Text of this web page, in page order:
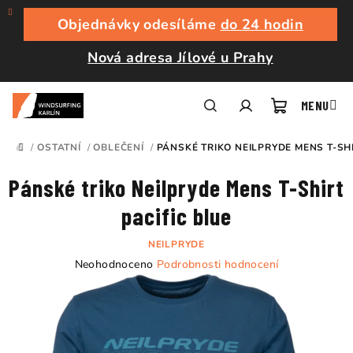
Přejít
obsah
Objednávky odesíláme do 24 hodin
Nová adresa Jílové u Prahy
košík
DOMŮ
/ OSTATNÍ / OBLEČENÍ / PÁNSKÉ TRIKO NEILPRYDE MENS T-
Pánské triko Neilpryde Mens T-Shirt
pacific blue
NEILPRYDE
Průměrné
hodnocení
produktu
z
Neohodnoceno Podrobnosti hodnocení